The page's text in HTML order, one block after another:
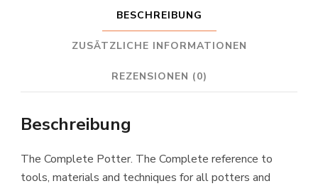
BESCHREIBUNG
ZUSÄTZLICHE INFORMATIONEN
REZENSIONEN (0)
Beschreibung
The Complete Potter. The Complete reference to
tools, materials and techniques for all potters and